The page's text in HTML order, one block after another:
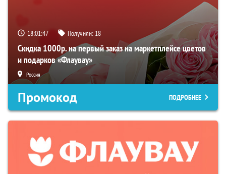
18:01:46 Получили: 18
Скидка 1000р. на первый заказ на маркетплейсе цветов
и подарков «Флаувау»
Россия
Промокод ПОДРОБНЕЕ